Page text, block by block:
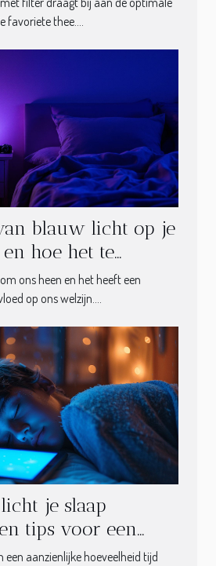
thee....
blauw licht op je
hoe het te
ons heen en het heeft een
op ons welzijn....
je slaap
tips voor een
een aanzienlijke hoeveelheid tijd